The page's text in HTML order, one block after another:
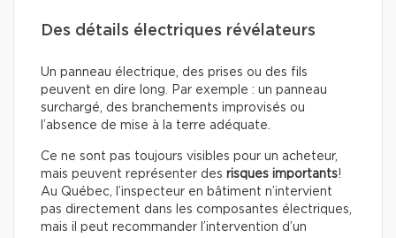
Des détails électriques révélateurs
Un panneau électrique, des prises ou des fils
peuvent en dire long. Par exemple : un panneau
surchargé, des branchements improvisés ou
l’absence de mise à la terre adéquate.
Ce ne sont pas toujours visibles pour un acheteur,
mais peuvent représenter des risques importants!
Au Québec, l’inspecteur en bâtiment n’intervient
pas directement dans les composantes électriques,
mais il peut recommander l’intervention d’un